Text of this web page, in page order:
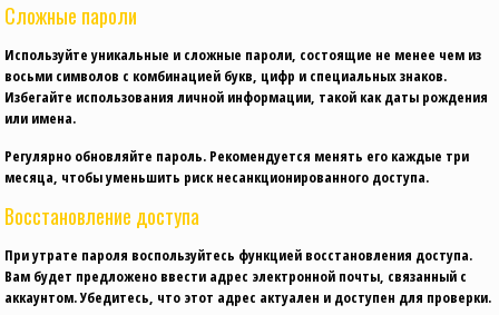
Сложные пароли
Используйте уникальные и сложные пароли, состоящие не менее чем из
восьми символов с комбинацией букв, цифр и специальных знаков.
Избегайте использования личной информации, такой как даты рождения
или имена.
Регулярно обновляйте пароль. Рекомендуется менять его каждые три
месяца, чтобы уменьшить риск несанкционированного доступа.
Восстановление доступа
При утрате пароля воспользуйтесь функцией восстановления доступа.
Вам будет предложено ввести адрес электронной почты, связанный с
аккаунтом. Убедитесь, что этот адрес актуален и доступен для проверки.